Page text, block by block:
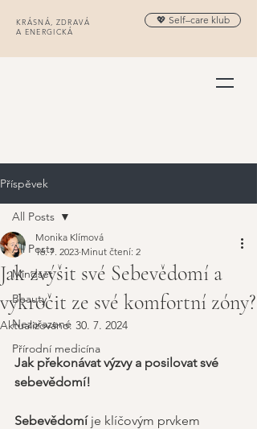
KRÁSNÁ, ZDRAVÁ
A ENERGICKÁ
💖 Self–care klub
Příspěvek
All Posts
Mindset
Beauty
Nezařazené
Přírodní medicína
All Posts
Jak zvýšit své Sebevědomí a
vykročit ze své komfortní zóny?
Monika Klímová
16. 7. 2023 Minut čtení: 2
Aktualizováno: 30. 7. 2024
Jak překonávat výzvy a posilovat své
sebevědomí!
Sebevědomí je klíčovým prvkem